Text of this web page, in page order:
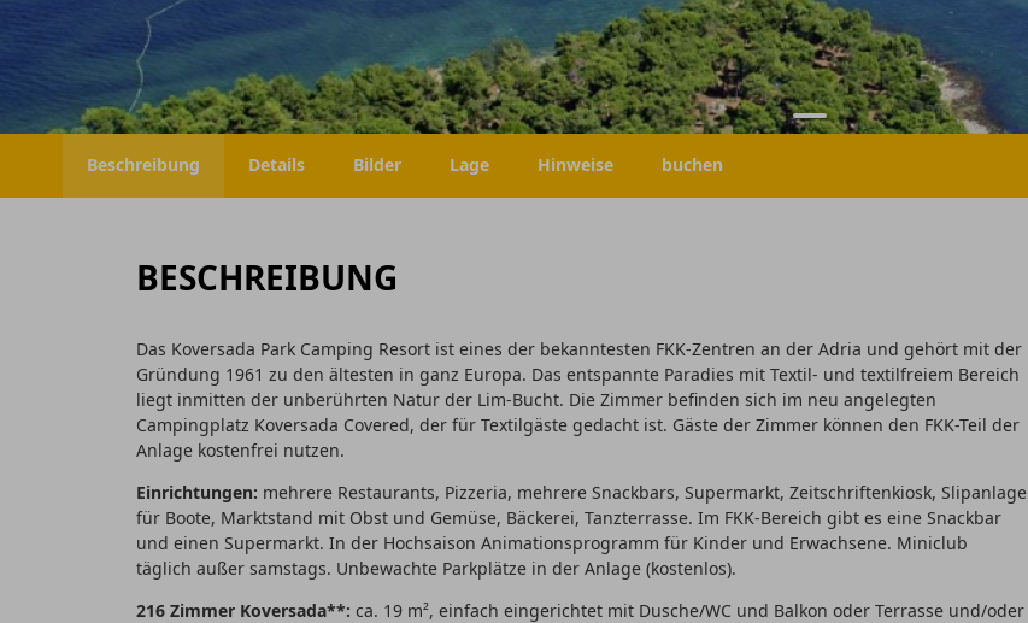
Beschreibung Details Bilder Lage Hinweise buchen
BESCHREIBUNG
Das Koversada Park Camping Resort ist eines der bekanntesten FKK-Zentren an der Adria und gehört mit der
Gründung 1961 zu den ältesten in ganz Europa. Das entspannte Paradies mit Textil- und textilfreiem Bereich
liegt inmitten der unberührten Natur der Lim-Bucht. Die Zimmer befinden sich im neu angelegten
Campingplatz Koversada Covered, der für Textilgäste gedacht ist. Gäste der Zimmer können den FKK-Teil der
Anlage kostenfrei nutzen.
Einrichtungen: mehrere Restaurants, Pizzeria, mehrere Snackbars, Supermarkt, Zeitschriftenkiosk, Slipanlage
für Boote, Marktstand mit Obst und Gemüse, Bäckerei, Tanzterrasse. Im FKK-Bereich gibt es eine Snackbar
und einen Supermarkt. In der Hochsaison Animationsprogramm für Kinder und Erwachsene. Miniclub
täglich außer samstags. Unbewachte Parkplätze in der Anlage (kostenlos).
216 Zimmer Koversada**: ca. 19 m², einfach eingerichtet mit Dusche/WC und Balkon oder Terrasse und/oder